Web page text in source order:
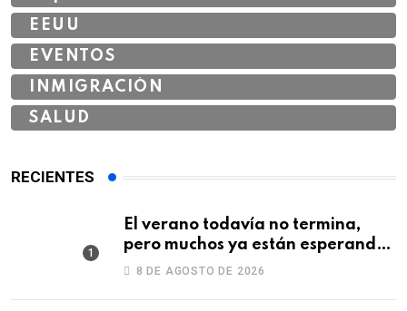
EEUU
EVENTOS
INMIGRACIÓN
SALUD
RECIENTES
El verano todavía no termina,
pero muchos ya están esperando
un cambio de temperatura
8 DE AGOSTO DE 2026